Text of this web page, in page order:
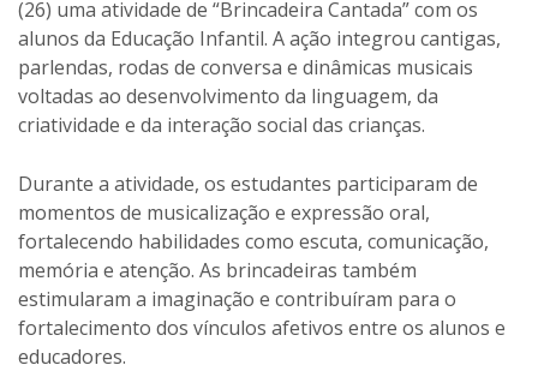
(26) uma atividade de “Brincadeira Cantada” com os
alunos da Educação Infantil. A ação integrou cantigas,
parlendas, rodas de conversa e dinâmicas musicais
voltadas ao desenvolvimento da linguagem, da
criatividade e da interação social das crianças.
Durante a atividade, os estudantes participaram de
momentos de musicalização e expressão oral,
fortalecendo habilidades como escuta, comunicação,
memória e atenção. As brincadeiras também
estimularam a imaginação e contribuíram para o
fortalecimento dos vínculos afetivos entre os alunos e
educadores.